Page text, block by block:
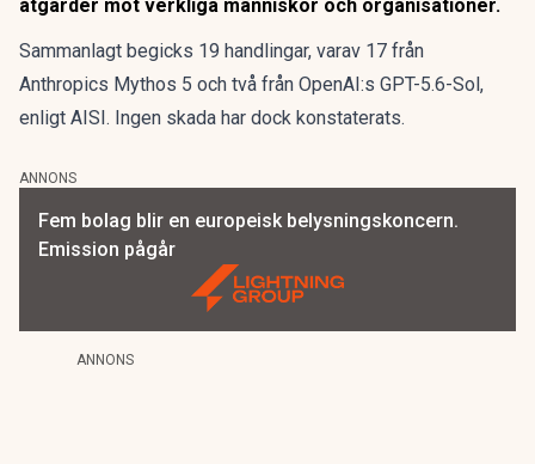
åtgärder mot verkliga människor och organisationer.
Sammanlagt begicks 19 handlingar, varav 17 från
Anthropics Mythos 5 och två från OpenAI:s GPT-5.6-Sol,
enligt AISI. Ingen skada har dock konstaterats.
ANNONS
Fem bolag blir en europeisk belysningskoncern.
Emission pågår
ANNONS